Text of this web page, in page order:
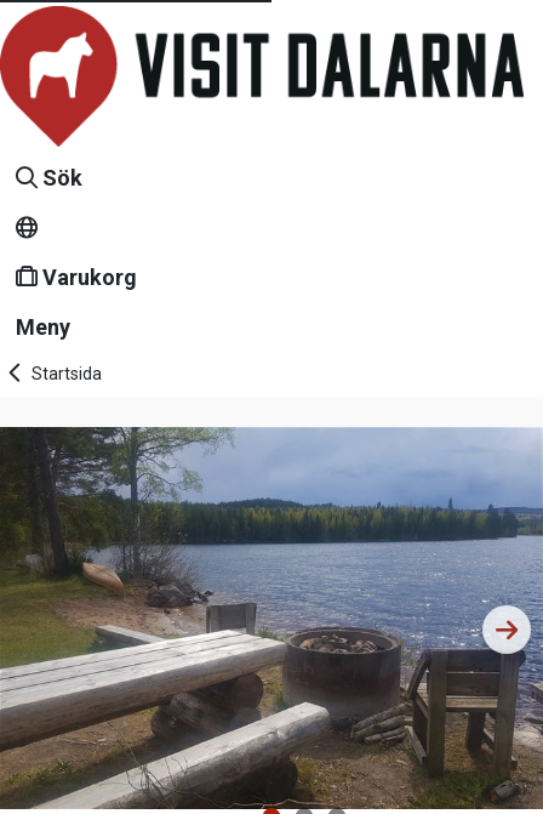
Sök
Varukorg
Meny
Startsida